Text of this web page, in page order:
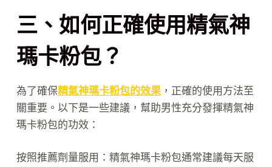
三、如何正確使用精氣神
瑪卡粉包？
為了確保精氣神瑪卡粉包的效果，正確的使用方法至
關重要。以下是一些建議，幫助男性充分發揮精氣神
瑪卡粉包的功效：
按照推薦劑量服用：精氣神瑪卡粉包通常建議每天服